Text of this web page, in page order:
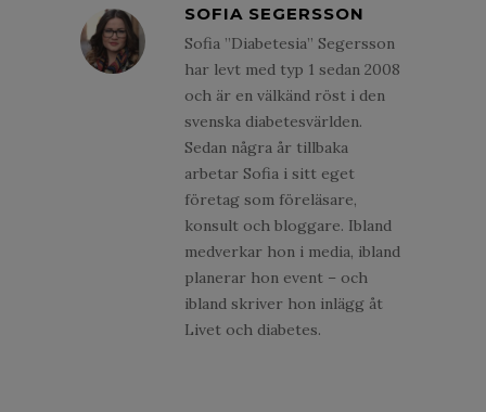
SOFIA SEGERSSON
Sofia ”Diabetesia” Segersson
har levt med typ 1 sedan 2008
och är en välkänd röst i den
svenska diabetesvärlden.
Sedan några år tillbaka
arbetar Sofia i sitt eget
företag som föreläsare,
konsult och bloggare. Ibland
medverkar hon i media, ibland
planerar hon event – och
ibland skriver hon inlägg åt
Livet och diabetes.